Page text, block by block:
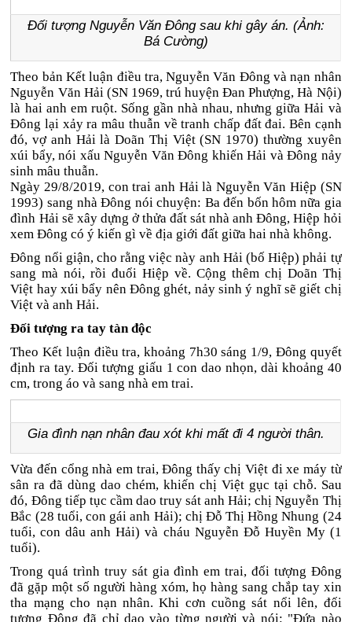
Đối tượng Nguyễn Văn Đông sau khi gây án. (Ảnh:
Bá Cường)
Theo bản Kết luận điều tra, Nguyễn Văn Đông và nạn nhân
Nguyễn Văn Hải (SN 1969, trú huyện Đan Phượng, Hà Nội)
là hai anh em ruột. Sống gần nhà nhau, nhưng giữa Hải và
Đông lại xảy ra mâu thuẫn về tranh chấp đất đai. Bên cạnh
đó, vợ anh Hải là Doãn Thị Việt (SN 1970) thường xuyên
xúi bẩy, nói xấu Nguyễn Văn Đông khiến Hải và Đông nảy
sinh mâu thuẫn.
Ngày 29/8/2019, con trai anh Hải là Nguyễn Văn Hiệp (SN
1993) sang nhà Đông nói chuyện: Ba đến bốn hôm nữa gia
đình Hải sẽ xây dựng ở thửa đất sát nhà anh Đông, Hiệp hỏi
xem Đông có ý kiến gì về địa giới đất giữa hai nhà không.
Đông nổi giận, cho rằng việc này anh Hải (bố Hiệp) phải tự
sang mà nói, rồi đuổi Hiệp về. Cộng thêm chị Doãn Thị
Việt hay xúi bẩy nên Đông ghét, nảy sinh ý nghĩ sẽ giết chị
Việt và anh Hải.
Đối tượng ra tay tàn độc
Theo Kết luận điều tra, khoảng 7h30 sáng 1/9, Đông quyết
định ra tay. Đối tượng giấu 1 con dao nhọn, dài khoảng 40
cm, trong áo và sang nhà em trai.
Gia đình nạn nhân đau xót khi mất đi 4 người thân.
Vừa đến cổng nhà em trai, Đông thấy chị Việt đi xe máy từ
sân ra đã dùng dao chém, khiến chị Việt gục tại chỗ. Sau
đó, Đông tiếp tục cầm dao truy sát anh Hải; chị Nguyễn Thị
Bắc (28 tuổi, con gái anh Hải); chị Đỗ Thị Hồng Nhung (24
tuổi, con dâu anh Hải) và cháu Nguyễn Đỗ Huyền My (1
tuổi).
Trong quá trình truy sát gia đình em trai, đối tượng Đông
đã gặp một số người hàng xóm, họ hàng sang chắp tay xin
tha mạng cho nạn nhân. Khi cơn cuồng sát nổi lên, đối
tượng Đông đã chỉ dao vào từng người và nói: "Đứa nào